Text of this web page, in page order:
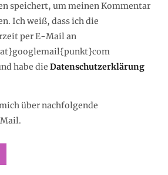
speichert, um meinen Kommentar
Ich weiß, dass ich die
per E-Mail an
habe die Datenschutzerklärung
über nachfolgende